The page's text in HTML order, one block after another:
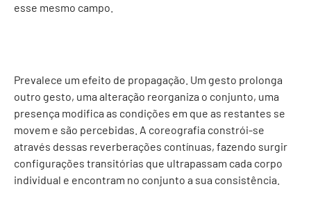
esse mesmo campo.
Prevalece um efeito de propagação. Um gesto prolonga
outro gesto, uma alteração reorganiza o conjunto, uma
presença modifica as condições em que as restantes se
movem e são percebidas. A coreografia constrói-se
através dessas reverberações contínuas, fazendo surgir
configurações transitórias que ultrapassam cada corpo
individual e encontram no conjunto a sua consistência.